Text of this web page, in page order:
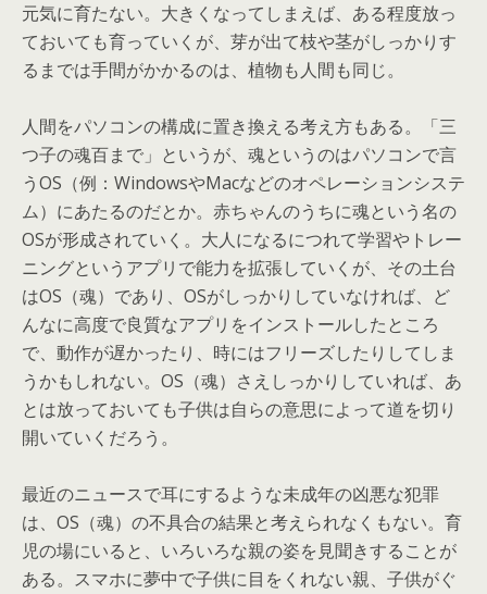
元気に育たない。大きくなってしまえば、ある程度放っ
ておいても育っていくが、芽が出て枝や茎がしっかりす
るまでは手間がかかるのは、植物も人間も同じ。
人間をパソコンの構成に置き換える考え方もある。「三
つ子の魂百まで」というが、魂というのはパソコンで言
うOS（例：WindowsやMacなどのオペレーションシステ
ム）にあたるのだとか。赤ちゃんのうちに魂という名の
OSが形成されていく。大人になるにつれて学習やトレー
ニングというアプリで能力を拡張していくが、その土台
はOS（魂）であり、OSがしっかりしていなければ、ど
んなに高度で良質なアプリをインストールしたところ
で、動作が遅かったり、時にはフリーズしたりしてしま
うかもしれない。OS（魂）さえしっかりしていれば、あ
とは放っておいても子供は自らの意思によって道を切り
開いていくだろう。
最近のニュースで耳にするような未成年の凶悪な犯罪
は、OS（魂）の不具合の結果と考えられなくもない。育
児の場にいると、いろいろな親の姿を見聞きすることが
ある。スマホに夢中で子供に目をくれない親、子供がぐ